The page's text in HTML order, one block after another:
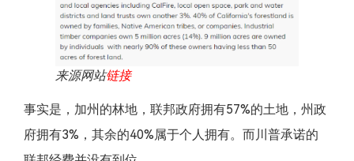
来源网站链接
事实是，加州的林地，联邦政府拥有57%的土地，州政
府拥有3%，其余的40%属于个人拥有。而川普承诺的